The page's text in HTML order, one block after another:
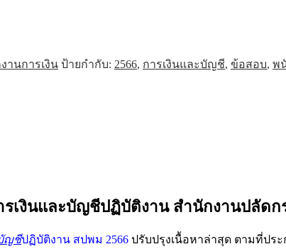
านการเงิน ป้ายกำกับ: 2566, การเงินและบัญชี, ข้อสอบ, พ
รเงินและบัญชีปฏิบัติงาน สำนักงานปลัด
ญชีปฏิบัติงาน สปพม 2566 ปรับปรุงเนื้อหาล่าสุด ตามที่ประ